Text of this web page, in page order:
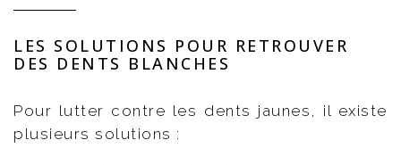
LES SOLUTIONS POUR RETROUVER
DES DENTS BLANCHES
Pour lutter contre les dents jaunes, il existe
plusieurs solutions :